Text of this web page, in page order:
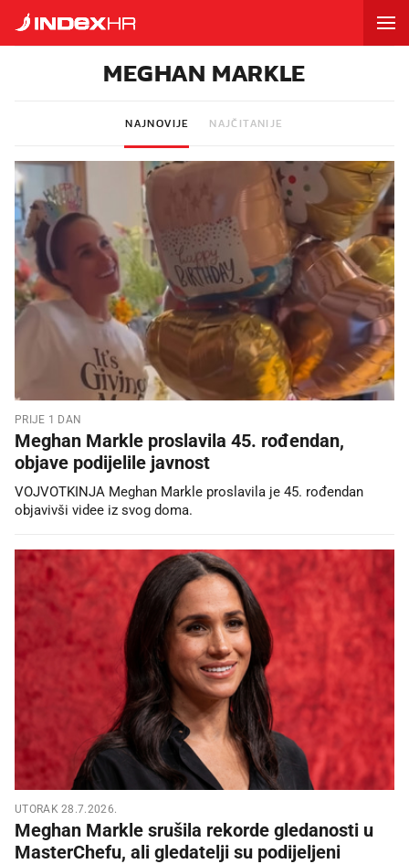
MEGHAN MARKLE
NAJNOVIJE NAJČITANIJE
PRIJE 1 DAN
Meghan Markle proslavila 45. rođendan,
objave podijelile javnost
VOJVOTKINJA Meghan Markle proslavila je 45. rođendan
objavivši videe iz svog doma.
UTORAK 28.7.2026.
Meghan Markle srušila rekorde gledanosti u
MasterChefu, ali gledatelji su podijeljeni